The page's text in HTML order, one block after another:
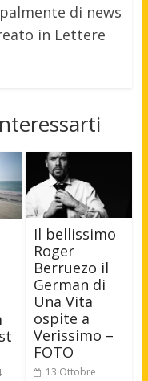
di news
in Lettere
Il bellissimo
Roger
Berruezo il
German di
Una Vita
ospite a
Verissimo –
FOTO
13 Ottobre